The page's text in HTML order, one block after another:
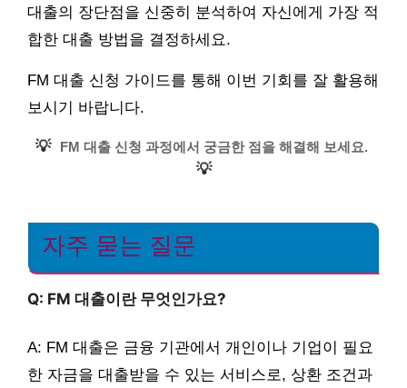
대출의 장단점을 신중히 분석하여 자신에게 가장 적
합한 대출 방법을 결정하세요.
FM 대출 신청 가이드를 통해 이번 기회를 잘 활용해
보시기 바랍니다.
💡 FM 대출 신청 과정에서 궁금한 점을 해결해 보세요.
💡
자주 묻는 질문
Q: FM 대출이란 무엇인가요?
A: FM 대출은 금융 기관에서 개인이나 기업이 필요
한 자금을 대출받을 수 있는 서비스로, 상환 조건과